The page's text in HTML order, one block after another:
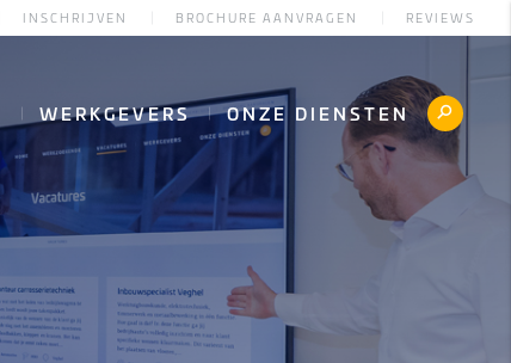
INSCHRIJVEN BROCHURE AANVRAGEN REVIEWS
WERKGEVERS ONZE DIENSTEN